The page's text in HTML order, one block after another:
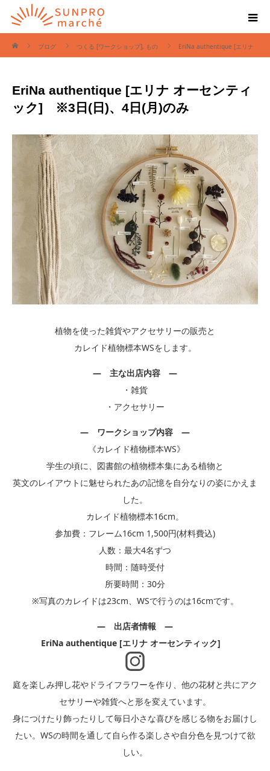
ブログ
つくる [ワークショップ], もの EriNa authentique [エリナ
EriNa authentique [エリナ オーセンティ
ック] ※3日(日)、4日(月)のみ
植物を使った雑貨やアクセサリーの販売と
カレイド植物標本WSをします。
― 主な出店内容 ―
・雑貨
・アクセサリー
― ワークショップ内容 ―
《カレイド植物標本WS》
学生の頃に、図書館の植物標本集にある植物と
英文のレイアウトに魅せられたあの記憶を自分なりの姿にかえま
した。
カレイド植物標本16cm。
参加費：フレーム16cm 1,500円(材料費込)
人数：最大4名ずつ
時間：随時受付
所要時間：30分
※写真のカレイドは23cm、WSで行うのは16cmです。
― 出店者情報 ―
EriNa authentique [エリナ オーセンティック]
庭を楽しみ押し花やドライフラワーを作り、他の花材と共にアク
セサリーや雑貨へと形を変えています。
身につけたり飾ったりして毎日小さな喜びを感じる物をお届けし
たい。WSの時間を通して自ら作る楽しさや自分色を見つけて欲
しい。